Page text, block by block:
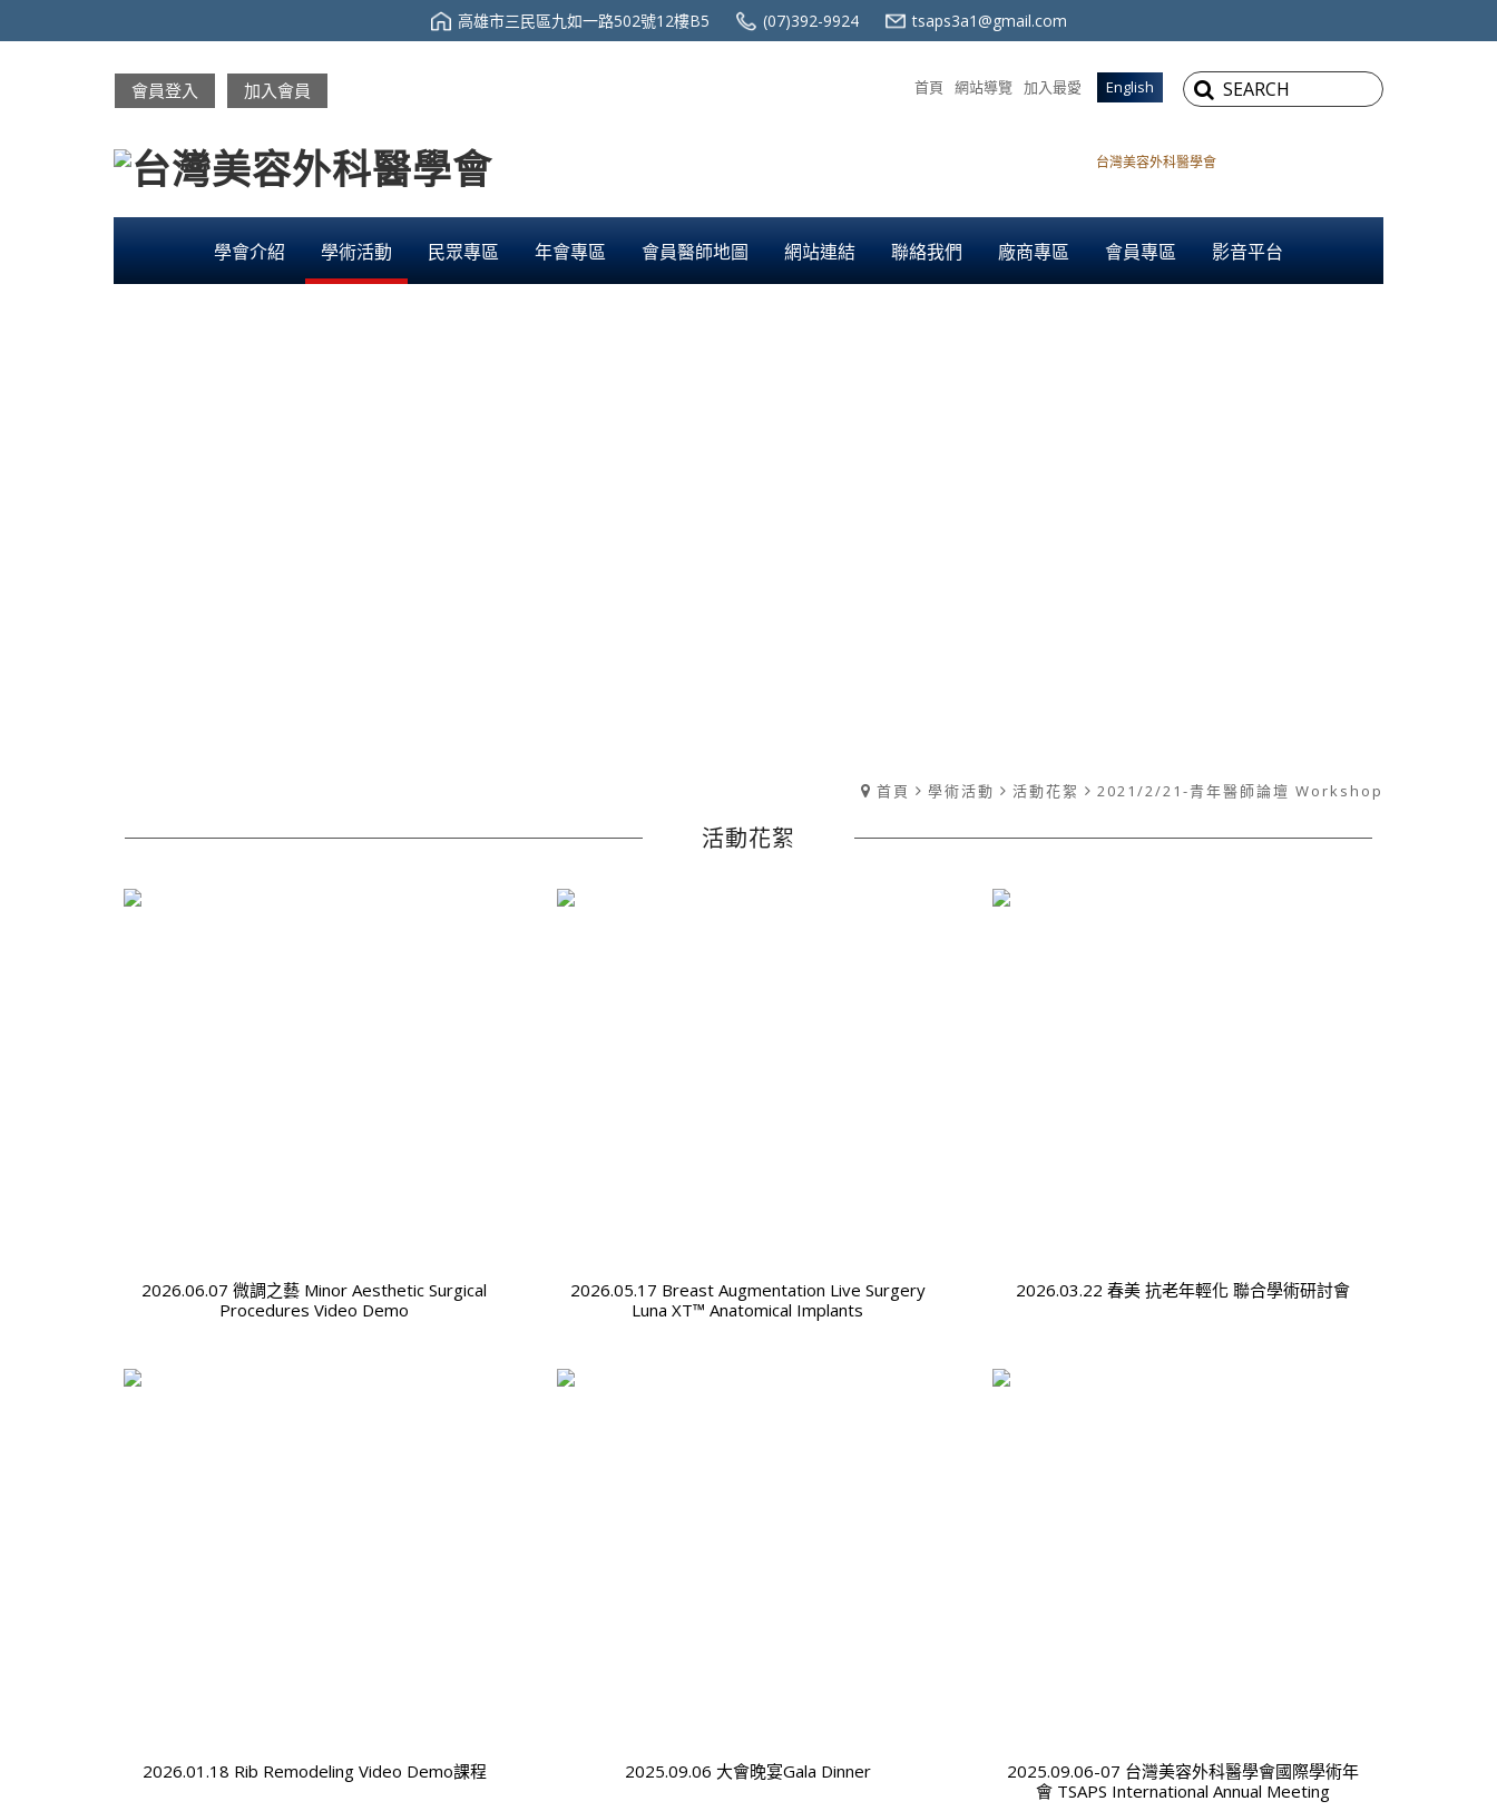
高雄市三民區九如一路502號12樓B5 (07)392-9924 tsaps3a1@gmail.com
首頁 網站導覽 加入最愛 English
會員登入 加入會員
台灣美容外科醫學會
學會介紹 學術活動 民眾專區 年會專區 會員醫師地圖 網站連結 聯絡我們 廠商專區 會員專區 影音平台
首頁 學術活動 活動花絮 2021/2/21-青年醫師論壇 Workshop
活動花絮
2026.06.07 微調之藝 Minor Aesthetic Surgical
Procedures Video Demo
2026.05.17 Breast Augmentation Live Surgery
Luna XT™ Anatomical Implants
2026.03.22 春美 抗老年輕化 聯合學術研討會
2026.01.18 Rib Remodeling Video Demo課程 2025.09.06 大會晚宴Gala Dinner
2025.09.06-07 台灣美容外科醫學會國際學術年
會 TSAPS International Annual Meeting